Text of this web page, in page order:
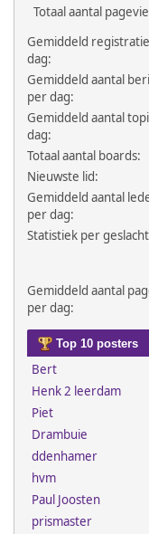
Totaal aantal
Gemiddeld
dag:
Gemiddeld aantal
per dag:
Gemiddeld aantal
dag:
Totaal aantal boards:
Nieuwste lid:
Gemiddeld aantal
per dag:
Statistiek per
Gemiddeld aantal
per dag:
Top 10 posters
Bert
Henk 2 leerdam
Piet
Drambuie
ddenhamer
hvm
Paul Joosten
prismaster